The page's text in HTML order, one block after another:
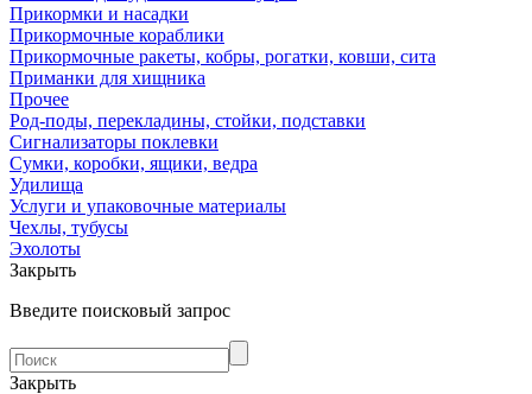
Прикормки и насадки
Прикормочные кораблики
Прикормочные ракеты, кобры, рогатки, ковши, сита
Приманки для хищника
Прочее
Род-поды, перекладины, стойки, подставки
Сигнализаторы поклевки
Сумки, коробки, ящики, ведра
Удилища
Услуги и упаковочные материалы
Чехлы, тубусы
Эхолоты
Закрыть
Введите поисковый запрос
Закрыть